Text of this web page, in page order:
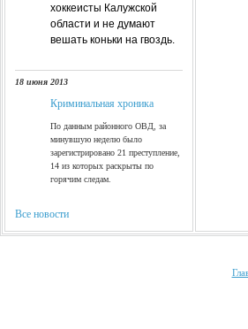
хоккеисты Калужской
области и не думают
вешать коньки на гвоздь.
18 июня 2013
Криминальная хроника
По данным районного ОВД, за
минувшую неделю было
зарегистрировано 21 преступление,
14 из которых раскрыты по
горячим следам.
Все новости